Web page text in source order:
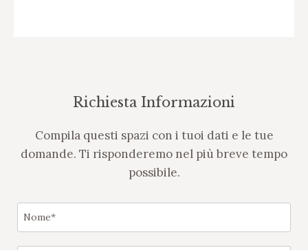
Richiesta Informazioni
Compila questi spazi con i tuoi dati e le tue
domande. Ti risponderemo nel più breve tempo
possibile.